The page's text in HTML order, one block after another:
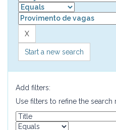
Start a new search
Add filters:
Use filters to refine the search